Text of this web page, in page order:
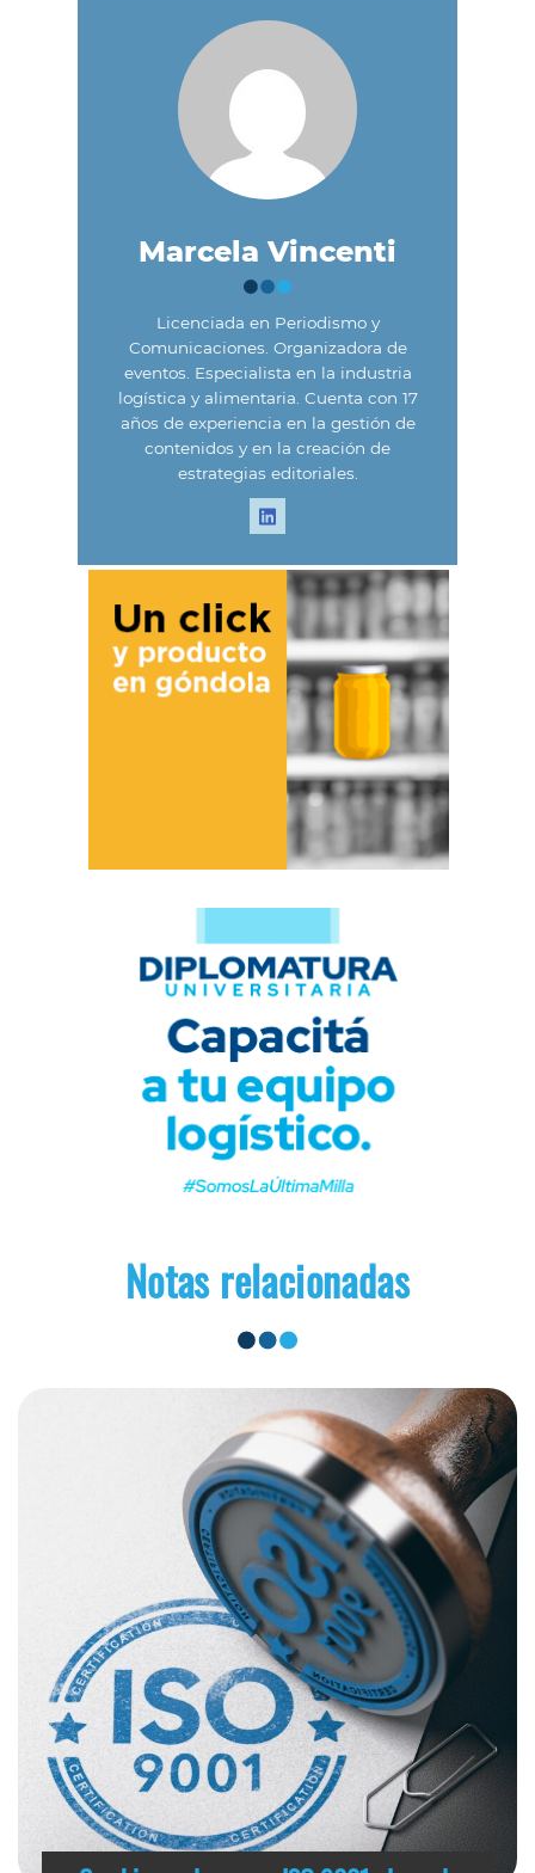
Marcela Vincenti
Licenciada en Periodismo y
Comunicaciones. Organizadora de
eventos. Especialista en la industria
logística y alimentaria. Cuenta con 17
años de experiencia en la gestión de
contenidos y en la creación de
estrategias editoriales.
Notas relacionadas